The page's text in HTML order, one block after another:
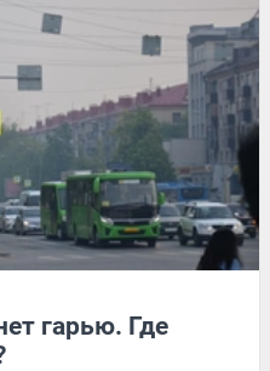
гарью. Где